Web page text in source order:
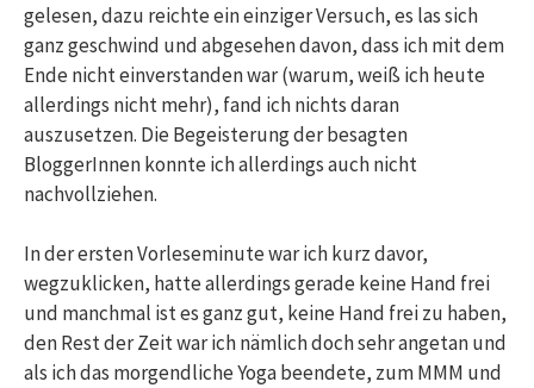
gelesen, dazu reichte ein einziger Versuch, es las sich
ganz geschwind und abgesehen davon, dass ich mit dem
Ende nicht einverstanden war (warum, weiß ich heute
allerdings nicht mehr), fand ich nichts daran
auszusetzen. Die Begeisterung der besagten
BloggerInnen konnte ich allerdings auch nicht
nachvollziehen.
In der ersten Vorleseminute war ich kurz davor,
wegzuklicken, hatte allerdings gerade keine Hand frei
und manchmal ist es ganz gut, keine Hand frei zu haben,
den Rest der Zeit war ich nämlich doch sehr angetan und
als ich das morgendliche Yoga beendete, zum MMM und